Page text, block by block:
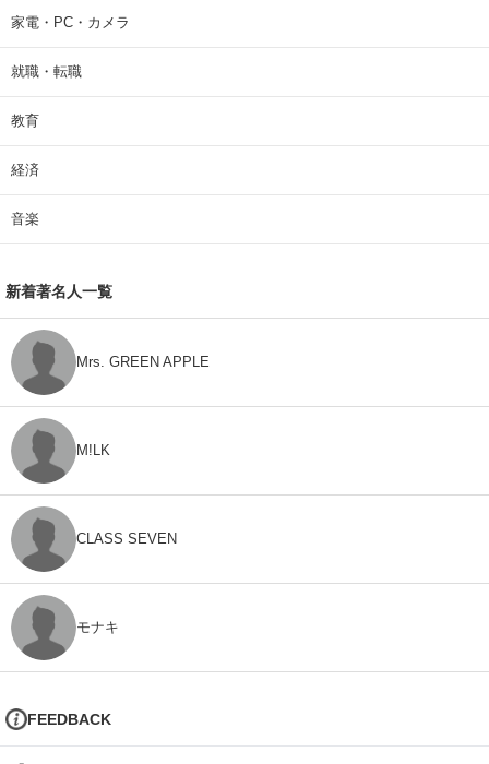
家電・PC・カメラ
就職・転職
教育
経済
音楽
新着著名人一覧
Mrs. GREEN APPLE
M!LK
CLASS SEVEN
モナキ
FEEDBACK